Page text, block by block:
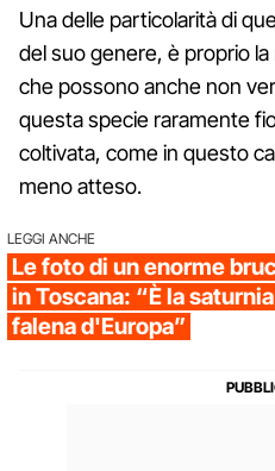
Una delle particolarità di
del suo genere, è proprio
che possono anche non
questa specie raramente
coltivata, come in questo
meno atteso.
LEGGI ANCHE
Le foto di un enorme
in Toscana: “È la
falena d'Europa”